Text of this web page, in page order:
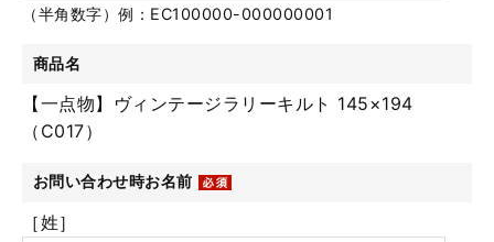
（半角数字）例：EC100000-000000001
商品名
【一点物】ヴィンテージラリーキルト 145×194
（C017）
お問い合わせ時お名前
［姓］